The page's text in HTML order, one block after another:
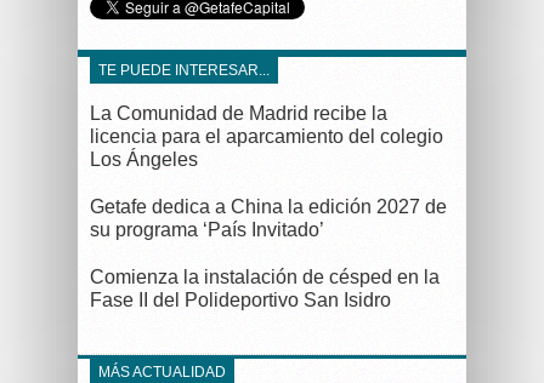
TE PUEDE INTERESAR...
La Comunidad de Madrid recibe la
licencia para el aparcamiento del colegio
Los Ángeles
Getafe dedica a China la edición 2027 de
su programa ‘País Invitado’
Comienza la instalación de césped en la
Fase II del Polideportivo San Isidro
MÁS ACTUALIDAD